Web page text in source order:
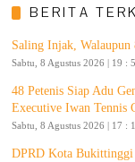
BERITA
Saling Injak, Walaupun
Sabtu, 8 Agustus 2026 | 19 :
48 Petenis Siap Adu
Executive Iwan Tennis
Sabtu, 8 Agustus 2026 | 17 :
DPRD Kota Bukittinggi